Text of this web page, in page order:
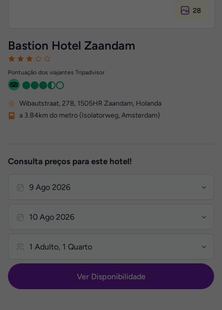
28
Bastion Hotel Zaandam
Pontuação dos viajantes Tripadvisor
Wibautstraat, 278, 1505HR Zaandam, Holanda
a 3.84km do metro (Isolatorweg, Amsterdam)
Consulta preços para este hotel!
Ver Disponibilidade